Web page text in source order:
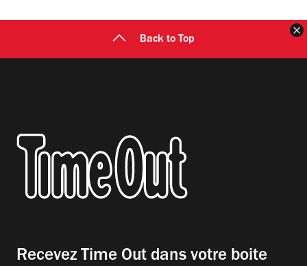
Back to Top
Recevez Time Out dans votre boite